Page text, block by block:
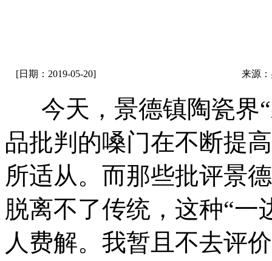
[日期：2019-05-20] 来源
今天，景德镇陶瓷界“
品批判的嗓门在不断提
所适从。而那些批评景
脱离不了传统，这种“一
人费解。我暂且不去评